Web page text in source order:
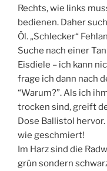
Rechts, wie links
bedienen. Daher
Öl. „Schlecker“
Suche nach einer
Eisdiele – ich kann
frage ich dann nach
“Warum?”. Als ich
trocken sind, greift
Dose Ballistol
wie geschmiert!
Im Harz sind die
grün sondern